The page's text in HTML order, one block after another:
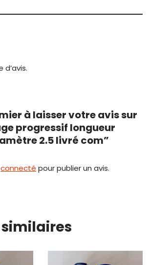
d’avis.
à laisser votre avis sur
progressif longueur
2.5 livré com”
connecté pour publier un avis.